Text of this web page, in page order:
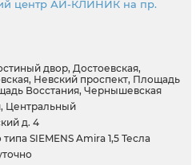
центр АЙ-КЛИНИК на пр.
двор, Достоевская,
Невский проспект, Площадь
Восстания, Чернышевская
Центральный
д. 4
SIEMENS Amira 1,5 Тесла